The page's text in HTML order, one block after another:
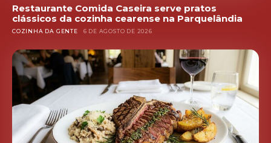
Restaurante Comida Caseira serve pratos
clássicos da cozinha cearense na Parquelândia
COZINHA DA GENTE 6 DE AGOSTO DE 2026